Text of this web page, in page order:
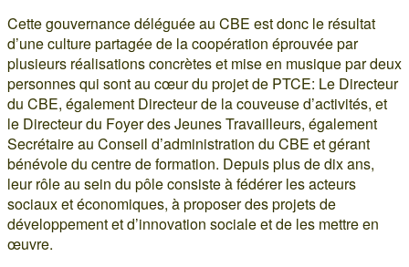
Cette gouvernance déléguée au CBE est donc le résultat
d’une culture partagée de la coopération éprouvée par
plusieurs réalisations concrètes et mise en musique par deux
personnes qui sont au cœur du projet de PTCE: Le Directeur
du CBE, également Directeur de la couveuse d’activités, et
le Directeur du Foyer des Jeunes Travailleurs, également
Secrétaire au Conseil d’administration du CBE et gérant
bénévole du centre de formation. Depuis plus de dix ans,
leur rôle au sein du pôle consiste à fédérer les acteurs
sociaux et économiques, à proposer des projets de
développement et d’innovation sociale et de les mettre en
œuvre.